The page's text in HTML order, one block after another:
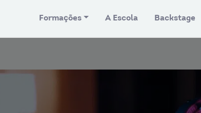
Formações A Escola Backstage